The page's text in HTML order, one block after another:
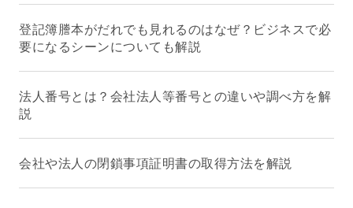
登記簿謄本がだれでも見れるのはなぜ？ビジネスで必
要になるシーンについても解説
法人番号とは？会社法人等番号との違いや調べ方を解
説
会社や法人の閉鎖事項証明書の取得方法を解説